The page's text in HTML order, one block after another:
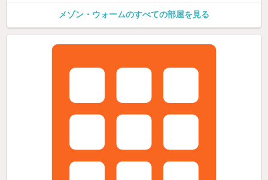
メゾン・ウォームのすべての部屋を見る